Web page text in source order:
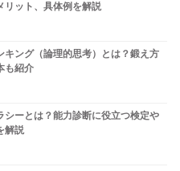
リット、具体例を解説
キング（論理的思考）とは？鍛え方
も紹介
シーとは？能力診断に役立つ検定や
解説